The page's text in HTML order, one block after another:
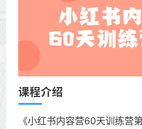
课程介绍
《小红书内容营60天训练营